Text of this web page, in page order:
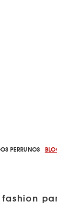
PERRUNOS